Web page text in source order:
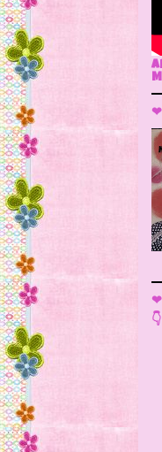
❤
🌼 LA CUEVA DE
❤
👇